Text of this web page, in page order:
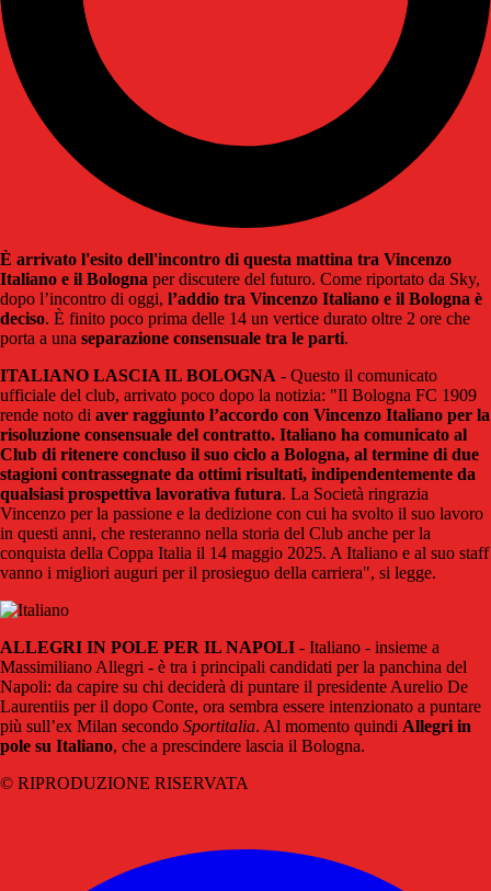
È arrivato l'esito dell'incontro di questa mattina tra Vincenzo
Italiano e il Bologna per discutere del futuro. Come riportato da Sky,
dopo l’incontro di oggi, l’addio tra Vincenzo Italiano e il Bologna è
deciso. È finito poco prima delle 14 un vertice durato oltre 2 ore che
porta a una separazione consensuale tra le parti.
ITALIANO LASCIA IL BOLOGNA - Questo il comunicato
ufficiale del club, arrivato poco dopo la notizia: "Il Bologna FC 1909
rende noto di aver raggiunto l’accordo con Vincenzo Italiano per la
risoluzione consensuale del contratto. Italiano ha comunicato al
Club di ritenere concluso il suo ciclo a Bologna, al termine di due
stagioni contrassegnate da ottimi risultati, indipendentemente da
qualsiasi prospettiva lavorativa futura. La Società ringrazia
Vincenzo per la passione e la dedizione con cui ha svolto il suo lavoro
in questi anni, che resteranno nella storia del Club anche per la
conquista della Coppa Italia il 14 maggio 2025. A Italiano e al suo staff
vanno i migliori auguri per il prosieguo della carriera", si legge.
ALLEGRI IN POLE PER IL NAPOLI - Italiano - insieme a
Massimiliano Allegri - è tra i principali candidati per la panchina del
Napoli: da capire su chi deciderà di puntare il presidente Aurelio De
Laurentiis per il dopo Conte, ora sembra essere intenzionato a puntare
più sull’ex Milan secondo Sportitalia. Al momento quindi Allegri in
pole su Italiano, che a prescindere lascia il Bologna.
© RIPRODUZIONE RISERVATA